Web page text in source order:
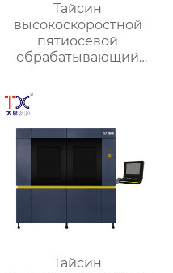
Тайсин
высокоскоростной
пятиосевой
обрабатывающий
Тайсин